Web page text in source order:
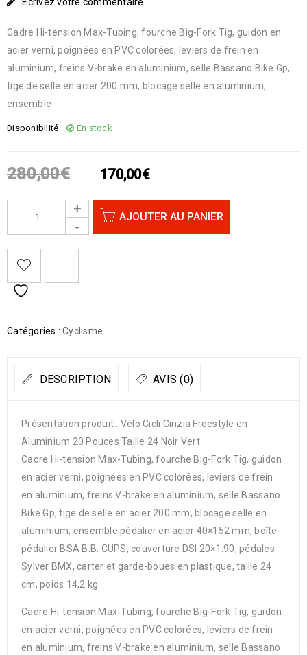
Cadre Hi-tension Max-Tubing, fourche Big-Fork Tig, guidon en
acier verni, poignées en PVC colorées, leviers de frein en
aluminium, freins V-brake en aluminium, selle Bassano Bike Gp,
tige de selle en acier 200 mm, blocage selle en aluminium,
ensemble
Disponibilité : En stock
280,00€ 170,00€
AJOUTER AU PANIER
Catégories : Cyclisme
DESCRIPTION AVIS (0)
Présentation produit : Vélo Cicli Cinzia Freestyle en
Aluminium 20 Pouces Taille 24 Noir Vert
Cadre Hi-tension Max-Tubing, fourche Big-Fork Tig, guidon
en acier verni, poignées en PVC colorées, leviers de frein
en aluminium, freins V-brake en aluminium, selle Bassano
Bike Gp, tige de selle en acier 200 mm, blocage selle en
aluminium, ensemble pédalier en acier 40×152 mm, boîte
pédalier BSA B.B. CUPS, couverture DSI 20×1.90, pédales
Sylver BMX, carter et garde-boues en plastique, taille 24
cm, poids 14,2 kg.
Cadre Hi-tension Max-Tubing, fourche Big-Fork Tig, guidon
en acier verni, poignées en PVC colorées, leviers de frein
en aluminium, freins V-brake en aluminium, selle Bassano